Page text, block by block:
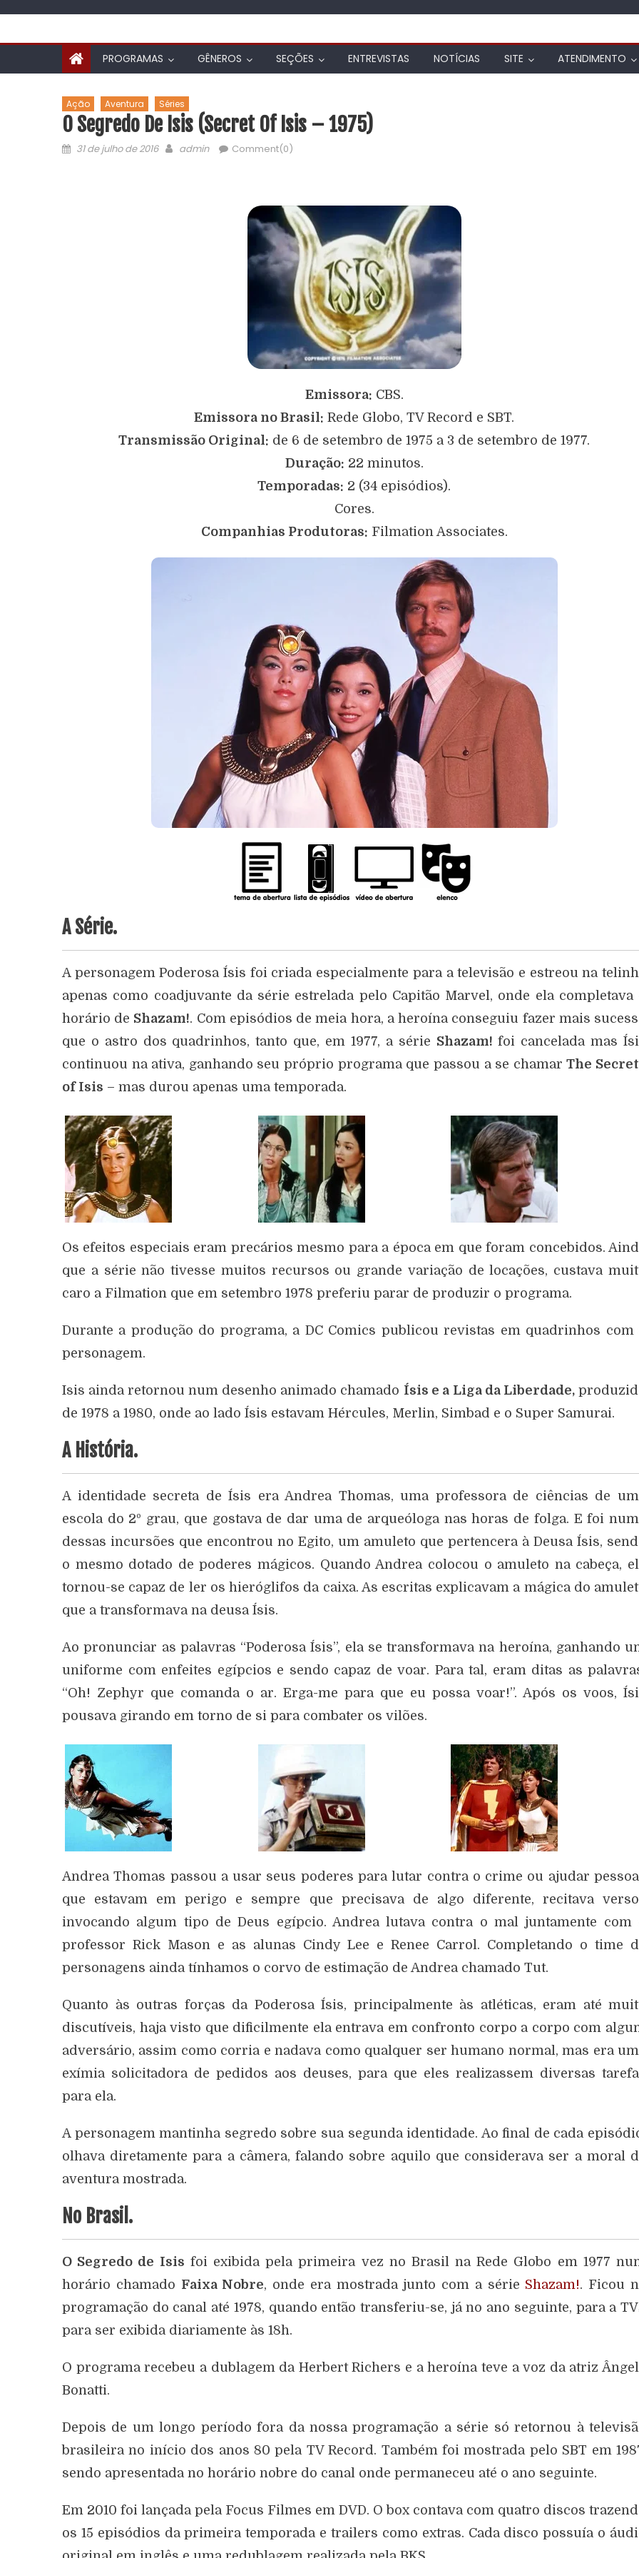
PROGRAMAS GÊNEROS SEÇÕES ENTREVISTAS NOTÍCIAS SITE ATENDIMENTO
Ação Aventura Séries
O Segredo De Isis (Secret Of Isis – 1975)
31 de julho de 2016 admin Comment(0)
Emissora: CBS.
Emissora no Brasil: Rede Globo, TV Record e SBT.
Transmissão Original: de 6 de setembro de 1975 a 3 de setembro de 1977.
Duração: 22 minutos.
Temporadas: 2 (34 episódios).
Cores.
Companhias Produtoras: Filmation Associates.
A Série.
A personagem Poderosa Ísis foi criada especialmente para a televisão e estreou na
apenas como coadjuvante da série estrelada pelo Capitão Marvel, onde ela completava
horário de Shazam!. Com episódios de meia hora, a heroína conseguiu fazer mais
que o astro dos quadrinhos, tanto que, em 1977, a série Shazam! foi cancelada mas
continuou na ativa, ganhando seu próprio programa que passou a se chamarThe
of Isis – mas durou apenas uma temporada.
Os efeitos especiais eram precários mesmo para a época em que foram concebidos.
que a série não tivesse muitos recursos ou grande variação de locações, custava
caro a Filmation que em setembro 1978 preferiu parar de produzir o programa.
Durante a produção do programa, a DC Comics publicou revistas em quadrinhos com
personagem.
Isis ainda retornou num desenho animado chamado Ísis e a Liga da Liberdade,
de 1978 a 1980, onde ao lado Ísis estavam Hércules, Merlin, Simbad e o Super Samurai.
A História.
A identidade secreta de Ísis era Andrea Thomas, uma professora de ciências de
escola do 2º grau, que gostava de dar uma de arqueóloga nas horas de folga. E foi
dessas incursões que encontrou no Egito, um amuleto que pertencera à Deusa Ísis,
o mesmo dotado de poderes mágicos. Quando Andrea colocou o amuleto na cabeça,
tornou-se capaz de ler os hieróglifos da caixa. As escritas explicavam a mágica do
que a transformava na deusa Ísis.
Ao pronunciar as palavras “Poderosa Ísis”, ela se transformava na heroína, ganhando
uniforme com enfeites egípcios e sendo capaz de voar. Para tal, eram ditas as
“Oh! Zephyr que comanda o ar. Erga-me para que eu possa voar!”. Após os voos,
pousava girando em torno de si para combater os vilões.
Andrea Thomas passou a usar seus poderes para lutar contra o crime ou ajudar
que estavam em perigo e sempre que precisava de algo diferente, recitava
invocando algum tipo de Deus egípcio. Andrea lutava contra o mal juntamente com
professor Rick Mason e as alunas Cindy Lee e Renee Carrol. Completando o time
personagens ainda tínhamos o corvo de estimação de Andrea chamado Tut.
Quanto às outras forças da Poderosa Ísis, principalmente às atléticas, eram até
discutíveis, haja visto que dificilmente ela entrava em confronto corpo a corpo com
adversário, assim como corria e nadava como qualquer ser humano normal, mas era
exímia solicitadora de pedidos aos deuses, para que eles realizassem diversas
para ela.
A personagem mantinha segredo sobre sua segunda identidade. Ao final de cada
olhava diretamente para a câmera, falando sobre aquilo que considerava ser a moral
aventura mostrada.
No Brasil.
O Segredo de Isis foi exibida pela primeira vez no Brasil na Rede Globo em 1977
horário chamado Faixa Nobre, onde era mostrada junto com a série Shazam!. Ficou
programação do canal até 1978, quando então transferiu-se, já no ano seguinte, para a
para ser exibida diariamente às 18h.
O programa recebeu a dublagem da Herbert Richers e a heroína teve a voz da atriz
Bonatti.
Depois de um longo período fora da nossa programação a série só retornou à
brasileira no início dos anos 80 pela TV Record. Também foi mostrada pelo SBT em
sendo apresentada no horário nobre do canal onde permaneceu até o ano seguinte.
Em 2010 foi lançada pela Focus Filmes em DVD. O box contava com quatro discos
os 15 episódios da primeira temporada e trailers como extras. Cada disco possuía o